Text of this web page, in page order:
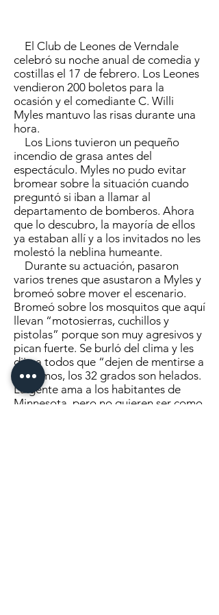
El Club de Leones de Verndale
celebró su noche anual de comedia y
costillas el 17 de febrero. Los Leones
vendieron 200 boletos para la
ocasión y el comediante C. Willi
Myles mantuvo las risas durante una
hora.
Los Lions tuvieron un pequeño
incendio de grasa antes del
espectáculo. Myles no pudo evitar
bromear sobre la situación cuando
preguntó si iban a llamar al
departamento de bomberos. Ahora
que lo descubro, la mayoría de ellos
ya estaban allí y a los invitados no les
molestó la neblina humeante.
Durante su actuación, pasaron
varios trenes que asustaron a Myles y
bromeó sobre mover el escenario.
Bromeó sobre los mosquitos que aquí
llevan “motosierras, cuchillos y
pistolas” porque son muy agresivos y
pican fuerte. Se burló del clima y les
dijo a todos que “dejen de mentirse a
sí mismos, los 32 grados son helados.
La gente ama a los habitantes de
Minnesota, pero no quieren ser como